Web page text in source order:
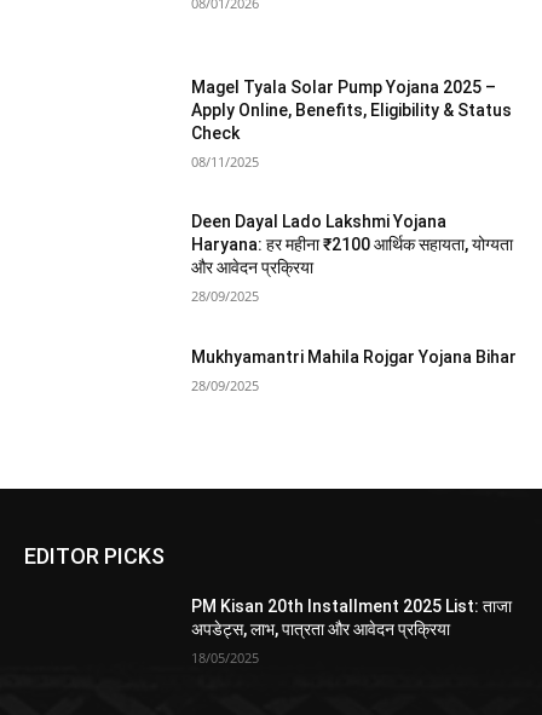
Magel Tyala Solar Pump Yojana 2025 –
Apply Online, Benefits, Eligibility & Status
Check
08/11/2025
Deen Dayal Lado Lakshmi Yojana
Haryana: हर महीना ₹2100 आर्थिक सहायता, योग्यता
और आवेदन प्रक्रिया
28/09/2025
Mukhyamantri Mahila Rojgar Yojana Bihar
28/09/2025
EDITOR PICKS
PM Kisan 20th Installment 2025 List: ताजा
अपडेट्स, लाभ, पात्रता और आवेदन प्रक्रिया
18/05/2025